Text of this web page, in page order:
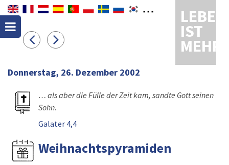
LEBEN
IST
MEHR
Donnerstag, 26. Dezember 2002
… als aber die Fülle der Zeit kam, sandte Gott seinen
Sohn.
Galater 4,4
Weihnachtspyramiden